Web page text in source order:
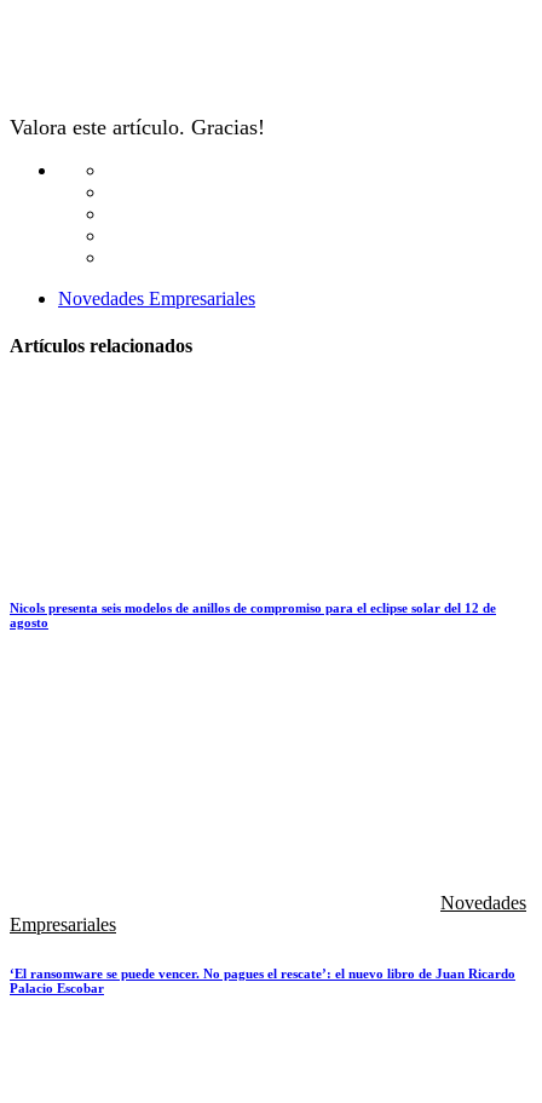
Valora este artículo. Gracias!
Novedades Empresariales
Artículos relacionados
Nicols presenta seis modelos de anillos de compromiso para el eclipse solar del 12 de
agosto
Novedades
Empresariales
‘El ransomware se puede vencer. No pagues el rescate’: el nuevo libro de Juan Ricardo
Palacio Escobar